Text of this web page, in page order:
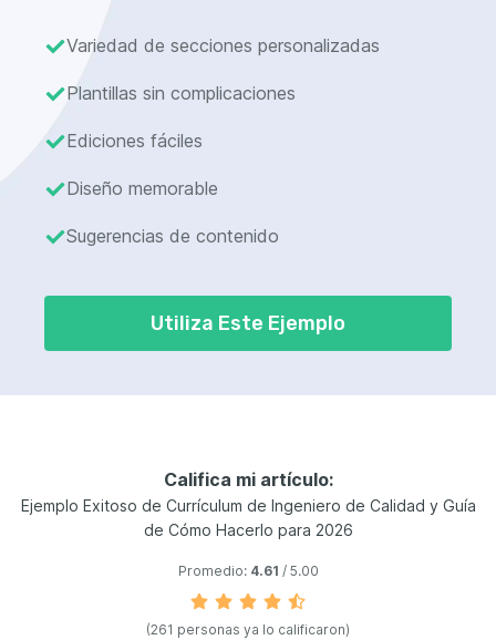
Variedad de secciones personalizadas
Plantillas sin complicaciones
Ediciones fáciles
Diseño memorable
Sugerencias de contenido
Utiliza Este Ejemplo
Califica mi artículo:
Ejemplo Exitoso de Currículum de Ingeniero de Calidad y Guía
de Cómo Hacerlo para 2026
Promedio: 4.61 / 5.00
(261 personas ya lo calificaron)